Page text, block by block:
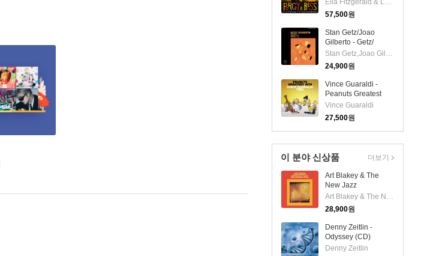
Gatefold 2LP)
Ella Fitzgerald & Louis Armstrong
57,500원
Stan Getz/Joao
Gilberto - Getz/
Gilberto: 50th
Anniversary(Remastered)
(Expanded Edition)
(CD)
Stan Getz,Joao Gilberto
24,900원
Vince Guaraldi -
Peanuts Greatest
Hits (CD)
Vince Guaraldi
27,500원
이 분야 신상품
Art Blakey & The
New Jazz
Messengers -
Buttercorn Lady (CD-
R)
Art Blakey & The New Jazz Messengers
28,900원
Denny Zeitlin -
Odyssey (CD)
Denny Zeitlin
더보기